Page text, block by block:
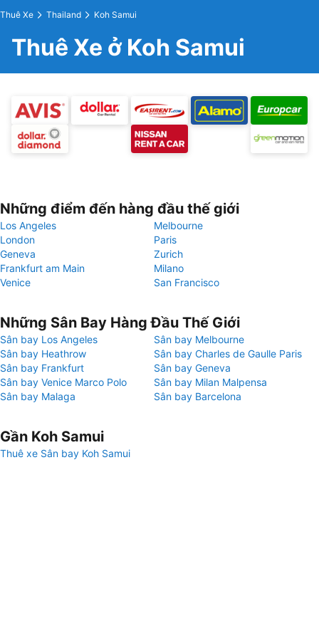
Thuê Xe Thailand Koh Samui
Thuê Xe ở Koh Samui
Những điểm đến hàng đầu thế giới
Los Angeles
Melbourne
London
Paris
Geneva
Zurich
Frankfurt am Main
Milano
Venice
San Francisco
Những Sân Bay Hàng Đầu Thế Giới
Sân bay Los Angeles
Sân bay Melbourne
Sân bay Heathrow
Sân bay Charles de Gaulle Paris
Sân bay Frankfurt
Sân bay Geneva
Sân bay Venice Marco Polo
Sân bay Milan Malpensa
Sân bay Malaga
Sân bay Barcelona
Gần Koh Samui
Thuê xe Sân bay Koh Samui